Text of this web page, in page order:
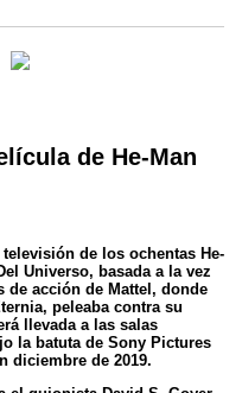
de He-Man
de los ochentas He-
Universo, basada a la vez
de acción de Mattel, donde
peleaba contra su
llevada a las salas
la batuta de Sony Pictures
diciembre de 2019.